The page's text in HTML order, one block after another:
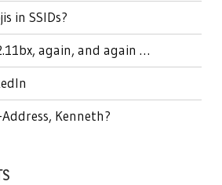
in SSIDs?
again, and again …
Kenneth?